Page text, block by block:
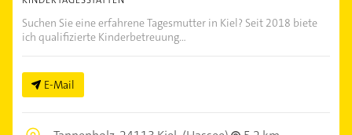
Suchen Sie eine erfahrene Tagesmutter in Kiel? Seit 2018 biete
ich qualifizierte Kinderbetreuung...
E-Mail